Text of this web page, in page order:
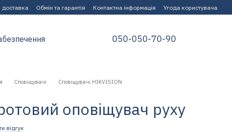
доставка Обмін та гарантія Контактна інформація Угода користувача
050-050-70-90
Сповіщувачі
Сповіщувачі HIKVISION
оповіщувач руху
відгук